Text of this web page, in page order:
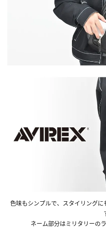
色味もシンプルで、スタイリング
ネーム部分はミリタリーの